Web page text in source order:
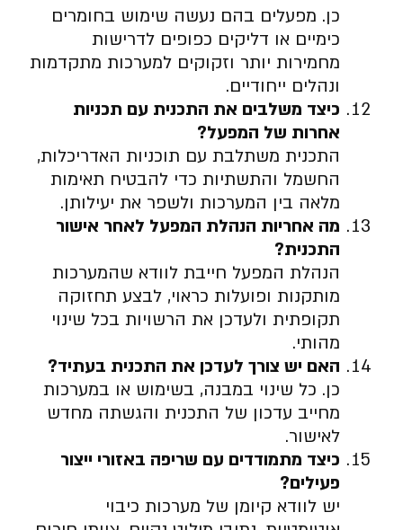
כן. מפעלים בהם נעשה שימוש בחומרים
כימיים או דליקים כפופים לדרישות
מחמירות יותר וזקוקים למערכות מתקדמות
ונהלים ייחודיים.
כיצד משלבים את התכנית עם תכניות
אחרות של המפעל?
התכנית משתלבת עם תוכניות האדריכלות,
החשמל והתשתיות כדי להבטיח תאימות
מלאה בין המערכות ולשפר את יעילותן.
מה אחריות הנהלת המפעל לאחר אישור
התכנית?
הנהלת המפעל חייבת לוודא שהמערכות
מותקנות ופועלות כראוי, לבצע תחזוקה
תקופתית ולעדכן את הרשויות בכל שינוי
מהותי.
האם יש צורך לעדכן את התכנית בעתיד?
כן. כל שינוי במבנה, בשימוש או במערכות
מחייב עדכון של התכנית והגשתה מחדש
לאישור.
כיצד מתמודדים עם שריפה באזורי ייצור
פעילים?
יש לוודא קיומן של מערכות כיבוי